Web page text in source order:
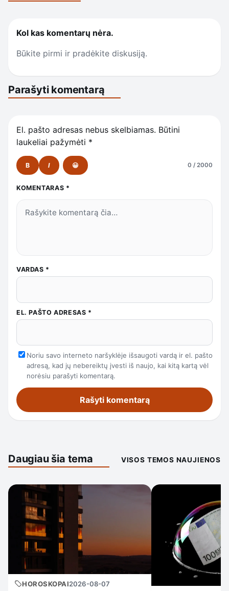
Kol kas komentarų nėra.
Būkite pirmi ir pradėkite diskusiją.
Parašyti komentarą
El. pašto adresas nebus skelbiamas. Būtini
laukeliai pažymėti *
B I 😀 0 / 2000
KOMENTARAS *
VARDAS *
EL. PAŠTO ADRESAS *
Noriu savo interneto naršyklėje išsaugoti vardą ir el. pašto
adresą, kad jų nebereiktų įvesti iš naujo, kai kitą kartą vėl
norėsiu parašyti komentarą.
Daugiau šia tema VISOS TEMOS NAUJIENOS
HOROSKOPAI2026-08-07